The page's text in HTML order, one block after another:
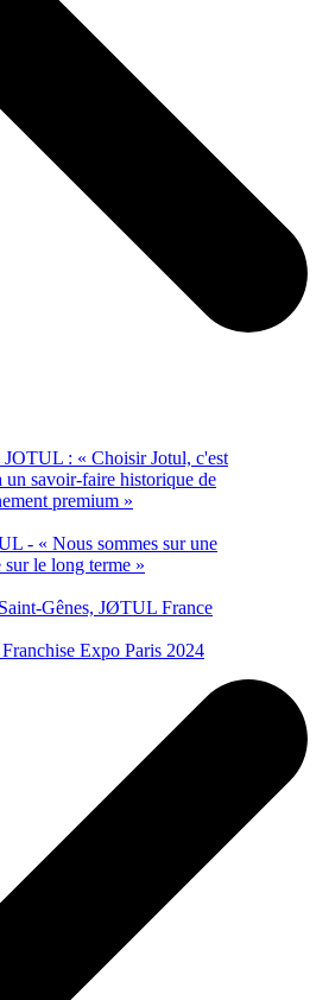
JOTUL : « Choisir Jotul, c'est
un savoir-faire historique de
premium »
- « Nous sommes sur une
sur le long terme »
Gênes, JØTUL France
Expo Paris 2024